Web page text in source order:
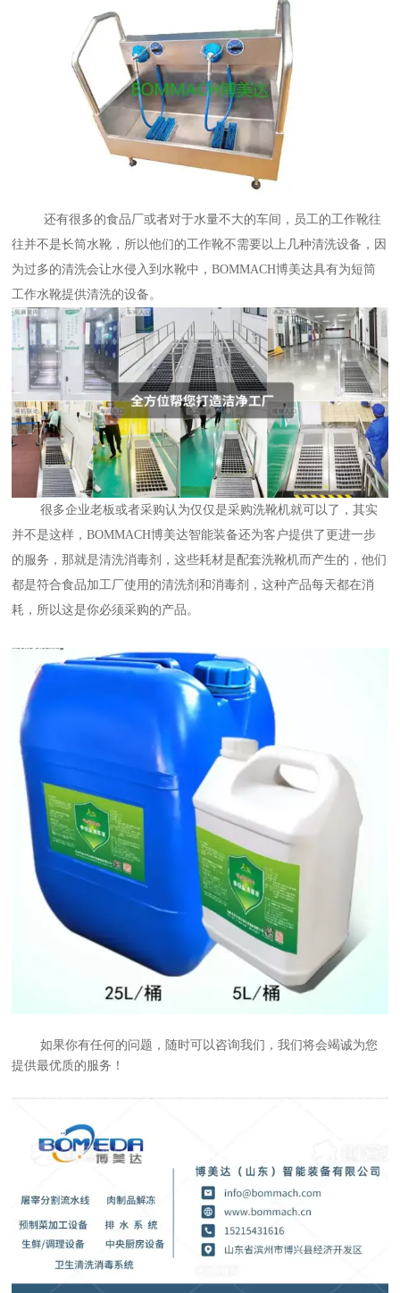
还有很多的食品厂或者对于水量不大的车间，员工的工作靴往
往并不是长筒水靴，所以他们的工作靴不需要以上几种清洗设备，因
为过多的清洗会让水侵入到水靴中，BOMMACH博美达具有为短筒
工作水靴提供清洗的设备。
很多企业老板或者采购认为仅仅是采购洗靴机就可以了，其实
并不是这样，BOMMACH博美达智能装备还为客户提供了更进一步
的服务，那就是清洗消毒剂，这些耗材是配套洗靴机而产生的，他们
都是符合食品加工厂使用的清洗剂和消毒剂，这种产品每天都在消
耗，所以这是你必须采购的产品。
如果你有任何的问题，随时可以咨询我们，我们将会竭诚为您
提供最优质的服务！